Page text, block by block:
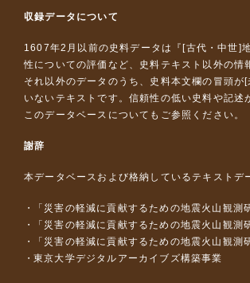
収録データについて
1607年2月以前の史料データは『 [古代・中世]
性についての評価など、史料テキスト以外の
それ以外のデータのうち、史料本文欄の冒頭
いないテキストです。信頼性の低い史料や記
このデータベースについて もご参照ください。
謝辞
本データベースおよび格納しているテキスト
「災害の軽減に貢献するための地震火山観
「災害の軽減に貢献するための地震火山観
「災害の軽減に貢献するための地震火山観
東京大学デジタルアーカイブズ構築事業